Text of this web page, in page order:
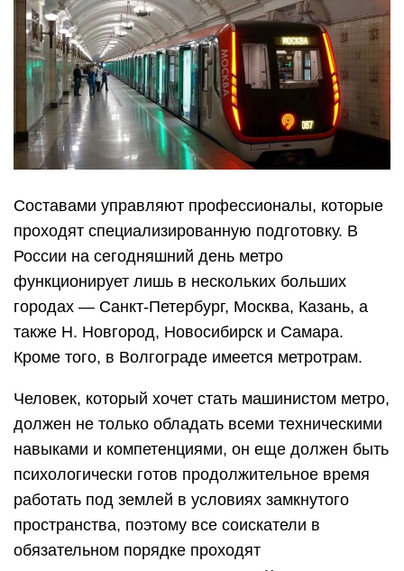
Составами управляют профессионалы, которые
проходят специализированную подготовку. В
России на сегодняшний день метро
функционирует лишь в нескольких больших
городах — Санкт-Петербург, Москва, Казань, а
также Н. Новгород, Новосибирск и Самара.
Кроме того, в Волгограде имеется метротрам.
Человек, который хочет стать машинистом метро,
должен не только обладать всеми техническими
навыками и компетенциями, он еще должен быть
психологически готов продолжительное время
работать под землей в условиях замкнутого
пространства, поэтому все соискатели в
обязательном порядке проходят